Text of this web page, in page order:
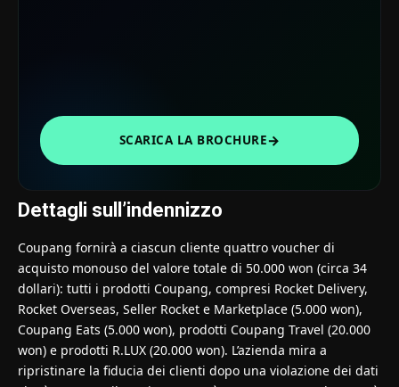
SCARICA LA BROCHURE→
Dettagli sull’indennizzo
Coupang fornirà a ciascun cliente quattro voucher di
acquisto monouso del valore totale di 50.000 won (circa 34
dollari): tutti i prodotti Coupang, compresi Rocket Delivery,
Rocket Overseas, Seller Rocket e Marketplace (5.000 won),
Coupang Eats (5.000 won), prodotti Coupang Travel (20.000
won) e prodotti R.LUX (20.000 won). L’azienda mira a
ripristinare la fiducia dei clienti dopo una violazione dei dati